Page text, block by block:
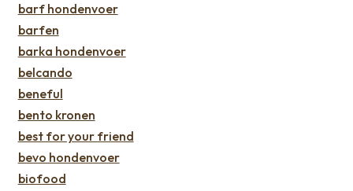
barf hondenvoer
barfen
barka hondenvoer
belcando
beneful
bento kronen
best for your friend
bevo hondenvoer
biofood